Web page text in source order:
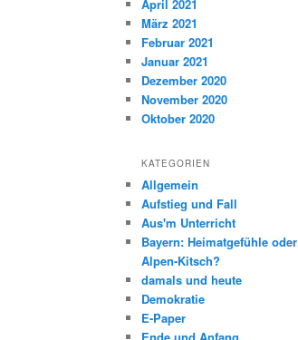
April 2021
März 2021
Februar 2021
Januar 2021
Dezember 2020
November 2020
Oktober 2020
KATEGORIEN
Allgemein
Aufstieg und Fall
Aus'm Unterricht
Bayern: Heimatgefühle oder
Alpen-Kitsch?
damals und heute
Demokratie
E-Paper